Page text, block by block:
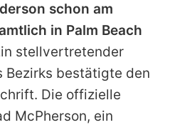
schon am
in Palm Beach
stellvertretender
bestätigte den
Die offizielle
McPherson, ein